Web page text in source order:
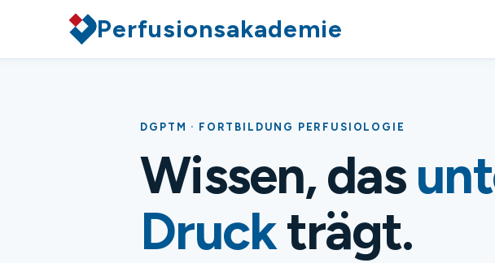
Perfusionsakademie
DGPTM · FORTBILDUNG PERFUSIOLOGIE
Wissen, das
Druckträgt.